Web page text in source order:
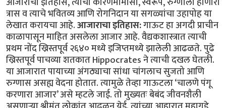
त्रास व त्याचे भवितव्य आणि रोगनिदान या सगळ्यांचा उहापोह या
लेखात करायचा आहे.आजाराचा इतिहास:गाऊट हा अगदी प्राचीन
काळापासून माहित असलेला आजार आहे. वैद्यकशास्त्रात त्याची
प्रथम नोंद ख्रिस्तपूर्व २६४० मध्ये इजिप्तमध्ये झालेली आढळते. पुढे
ख्रिस्तपूर्व पाचव्या शतकात Hippocrates ने त्याची दखल घेतली.
या आजारात पायाच्या अंगठ्याचा सांधा चांगलाच सुजतो आणि
रुग्णास असह्य वेदना होतात. त्यामुळे तेव्हा गाऊटला ‘चालणे पंगू
करणारा आजार’ असे म्हटले जाई. तो मुख्यतः बेबंद जीवनशैली